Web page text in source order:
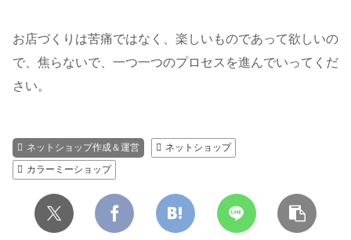
お店づくりは苦痛ではなく、楽しいものであって欲しいの
で、焦らないで、一つ一つのプロセスを進んでいってくだ
さい。
ネットショップ作成＆運営
ネットショップ
カラーミーショップ